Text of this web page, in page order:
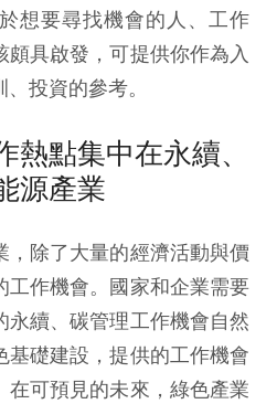
想要尋找機會的人、工作
具啟發，可提供你作為入
投資的參考。
點集中在永續、
源產業
除了大量的經濟活動與價
工作機會。國家和企業需要
續、碳管理工作機會自然
礎建設，提供的工作機會
在可預見的未來，綠色產業